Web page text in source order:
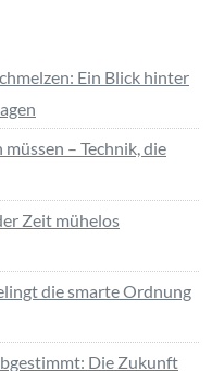
Ein Blick hinter
– Technik, die
Zeit mühelos
die smarte Ordnung
Die Zukunft